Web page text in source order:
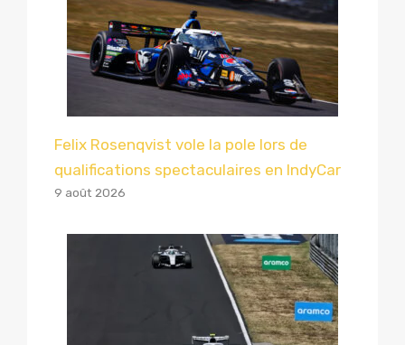
Felix Rosenqvist vole la pole lors de
qualifications spectaculaires en IndyCar
9 août 2026